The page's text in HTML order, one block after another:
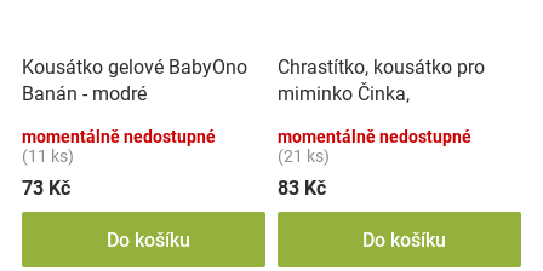
Kousátko gelové BabyOno
Banán - modré
momentálně nedostupné
(11 ks)
73 Kč
Do košíku
Chrastítko, kousátko pro
miminko Činka,
momentálně nedostupné
(21 ks)
83 Kč
Do košíku